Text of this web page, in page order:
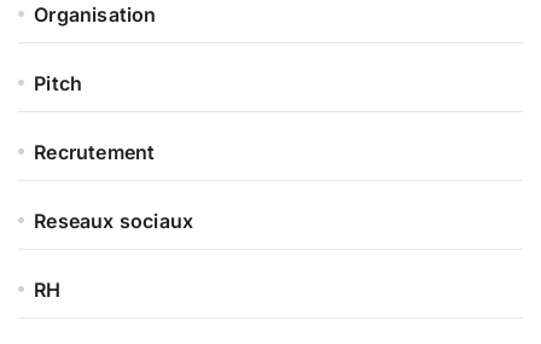
Organisation
Pitch
Recrutement
Reseaux sociaux
RH